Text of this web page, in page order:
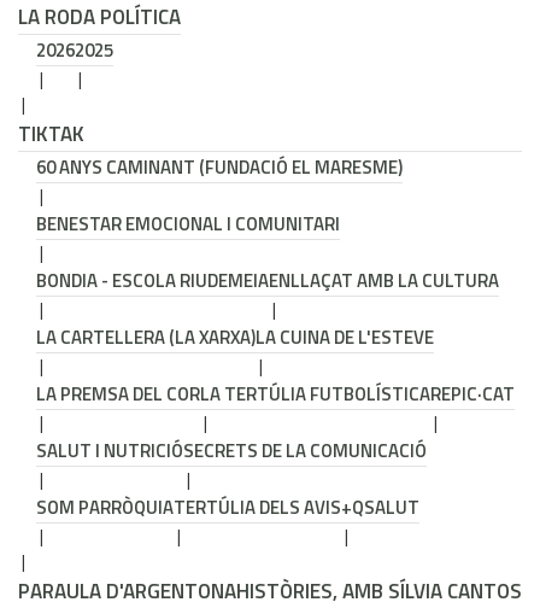
LA RODA POLÍTICA
20262025
TIKTAK
60 ANYS CAMINANT (FUNDACIÓ EL MARESME)
BENESTAR EMOCIONAL I COMUNITARI
BONDIA - ESCOLA RIUDEMEIAENLLAÇAT AMB LA CULTURA
LA CARTELLERA (LA XARXA)LA CUINA DE L'ESTEVE
LA PREMSA DEL CORLA TERTÚLIA FUTBOLÍSTICAREPIC·CAT
SALUT I NUTRICIÓSECRETS DE LA COMUNICACIÓ
SOM PARRÒQUIATERTÚLIA DELS AVIS+QSALUT
PARAULA D'ARGENTONAHISTÒRIES, AMB SÍLVIA CANTOS